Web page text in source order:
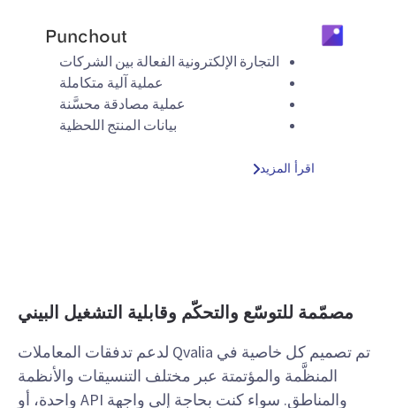
Punchout
التجارة الإلكترونية الفعالة بين الشركات
عملية آلية متكاملة
عملية مصادقة محسَّنة
بيانات المنتج اللحظية
اقرأ المزيد
مصمّمة للتوسّع والتحكّم وقابلية التشغيل البيني
تم تصميم كل خاصية في Qvalia لدعم تدفقات المعاملات
المنظَّمة والمؤتمتة عبر مختلف التنسيقات والأنظمة
والمناطق. سواء كنت بحاجة إلى واجهة API واحدة، أو